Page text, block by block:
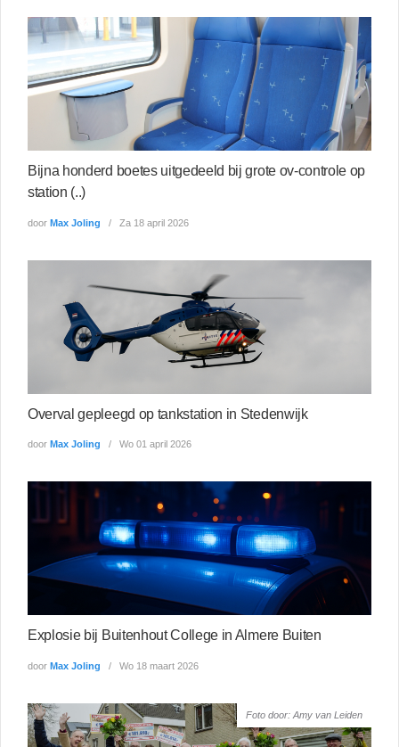
Bijna honderd boetes uitgedeeld bij grote ov-controle op
station (..)
door Max Joling Za 18 april 2026
Overval gepleegd op tankstation in Stedenwijk
door Max Joling Wo 01 april 2026
Explosie bij Buitenhout College in Almere Buiten
door Max Joling Wo 18 maart 2026
Foto door: Amy van Leiden